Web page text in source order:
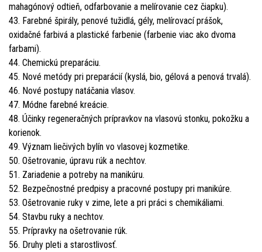
mahagónový odtieň, odfarbovanie a melírovanie cez čiapku).
43. Farebné špirály, penové tužidlá, gély, melírovací prášok,
oxidačné farbivá a plastické farbenie (farbenie viac ako dvoma
farbami).
44. Chemickú preparáciu.
45. Nové metódy pri preparácií (kyslá, bio, gélová a penová trvalá).
46. Nové postupy natáčania vlasov.
47. Módne farebné kreácie.
48. Účinky regeneračných prípravkov na vlasovú stonku, pokožku a
korienok.
49. Význam liečivých bylín vo vlasovej kozmetike.
50. Ošetrovanie, úpravu rúk a nechtov.
51. Zariadenie a potreby na manikúru.
52. Bezpečnostné predpisy a pracovné postupy pri manikúre.
53. Ošetrovanie ruky v zime, lete a pri práci s chemikáliami.
54. Stavbu ruky a nechtov.
55. Prípravky na ošetrovanie rúk.
56. Druhy pleti a starostlivosť.